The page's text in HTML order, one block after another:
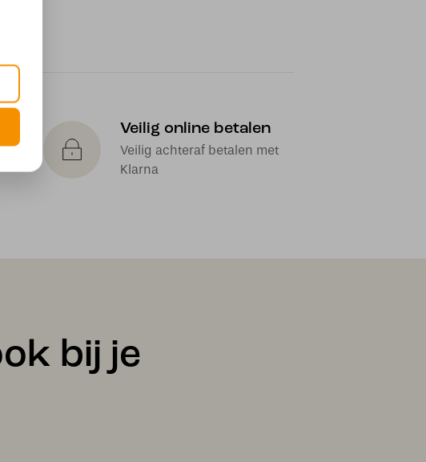
Veilig online betalen
Veilig achteraf betalen met
Klarna
bij je